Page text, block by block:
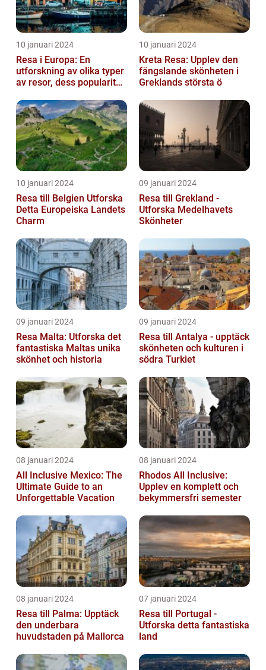
10 januari 2024
Resa i Europa: En
utforskning av olika typer
av resor, dess popularitet
10 januari 2024
Kreta Resa: Upplev den
fängslande skönheten i
Greklands största ö
10 januari 2024
Resa till Belgien Utforska
Detta Europeiska Landets
Charm
09 januari 2024
Resa till Grekland -
Utforska Medelhavets
Skönheter
09 januari 2024
Resa Malta: Utforska det
fantastiska Maltas unika
skönhet och historia
09 januari 2024
Resa till Antalya - upptäck
skönheten och kulturen i
södra Turkiet
08 januari 2024
All Inclusive Mexico: The
Ultimate Guide to an
Unforgettable Vacation
08 januari 2024
Rhodos All Inclusive:
Upplev en komplett och
bekymmersfri semester
08 januari 2024
Resa till Palma: Upptäck
den underbara
huvudstaden på Mallorca
07 januari 2024
Resa till Portugal -
Utforska detta fantastiska
land